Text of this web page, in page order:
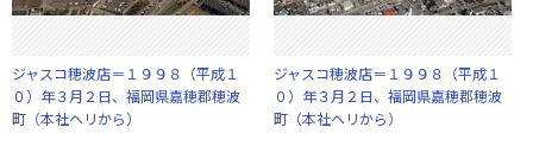
ジャスコ穂波店＝１９９８（平成１
０）年３月２日、福岡県嘉穂郡穂波
町（本社ヘリから）
ジャスコ穂波店＝１９９８（平成１
０）年３月２日、福岡県嘉穂郡穂波
町（本社ヘリから）